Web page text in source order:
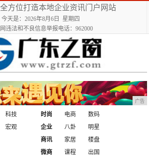
方位打造本地企业资讯门户网站
今天是：2026年8月6日 星期四
违法和不良信息举报电话：962000
广告
科技
宏观
时尚 电商
数码
企业
八卦
明星
商讯 家居
楼盘
微商
课程
出国